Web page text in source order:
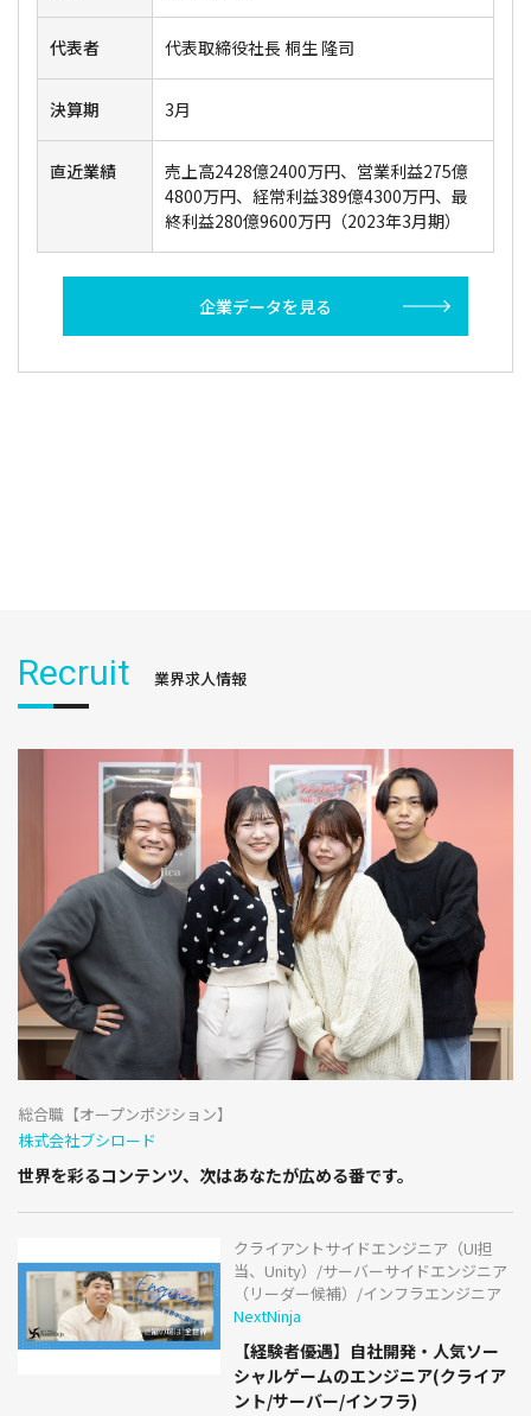
代表者 代表取締役社長 桐生 隆司
決算期 3月
直近業績
売上高2428億2400万円、営業利益275億
4800万円、経常利益389億4300万円、最
終利益280億9600万円（2023年3月期）
企業データを見る
Recruit 業界求人情報
総合職【オープンポジション】
株式会社ブシロード
世界を彩るコンテンツ、次はあなたが広める番です。
クライアントサイドエンジニア（UI担
当、Unity）/サーバーサイドエンジニア
（リーダー候補）/インフラエンジニア
NextNinja
【経験者優遇】自社開発・人気ソー
シャルゲームのエンジニア(クライア
ント/サーバー/インフラ)